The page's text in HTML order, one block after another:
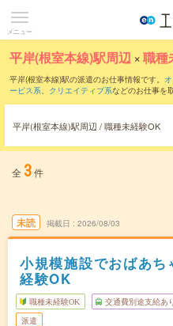
メニュー
平岸(根室本線)駅周辺 ×職種
平岸(根室本線)駅の派遣のお仕事情報です。
ービス系、 クリエイティブ系などのお仕事を
平岸(根室本線)駅周辺 / 職種未経験OK
全 3件
未読 掲載日 2026/08/03
小規模施設でおばあ
経験OK
職種未経験OK 交通費別途支給あ
派遣